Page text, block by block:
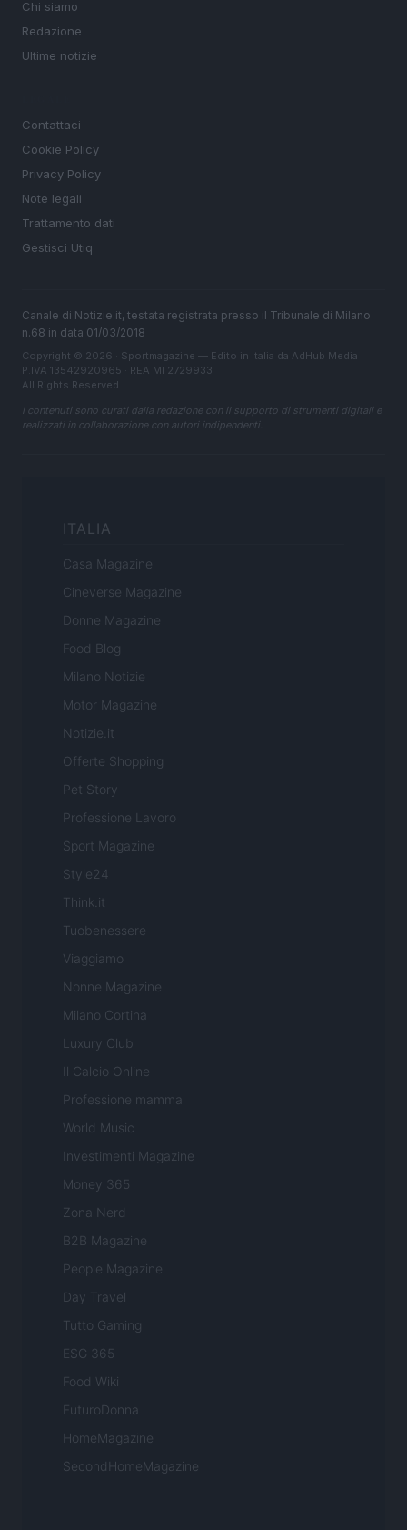
Chi siamo
Redazione
Ultime notizie
Contattaci
Cookie Policy
Privacy Policy
Note legali
Trattamento dati
Gestisci Utiq
Canale di Notizie.it, testata registrata presso il Tribunale di Milano
n.68 in data 01/03/2018
Copyright © 2026 · Sportmagazine — Edito in Italia da AdHub Media
P.IVA 13542920965 · REA MI 2729933
All Rights Reserved
I contenuti sono curati dalla redazione con il supporto di strumenti digitali e
realizzati in collaborazione con autori indipendenti.
ITALIA
Casa Magazine
Cineverse Magazine
Donne Magazine
Food Blog
Milano Notizie
Motor Magazine
Notizie.it
Offerte Shopping
Pet Story
Professione Lavoro
Sport Magazine
Style24
Think.it
Tuobenessere
Viaggiamo
Nonne Magazine
Milano Cortina
Luxury Club
Il Calcio Online
Professione mamma
World Music
Investimenti Magazine
Money 365
Zona Nerd
B2B Magazine
People Magazine
Day Travel
Tutto Gaming
ESG 365
Food Wiki
FuturoDonna
HomeMagazine
SecondHomeMagazine